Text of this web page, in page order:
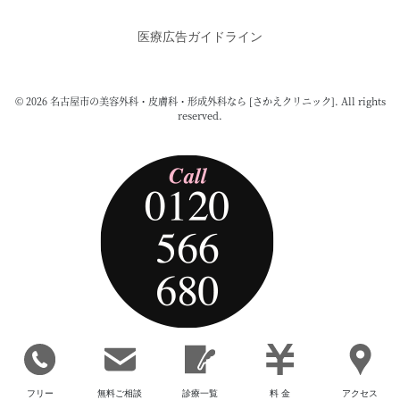
医療広告ガイドライン
© 2026 名古屋市の美容外科・皮膚科・形成外科なら [さかえクリニック]. All rights
reserved.
フリー 無料ご相談 診療一覧 料 金 アクセス